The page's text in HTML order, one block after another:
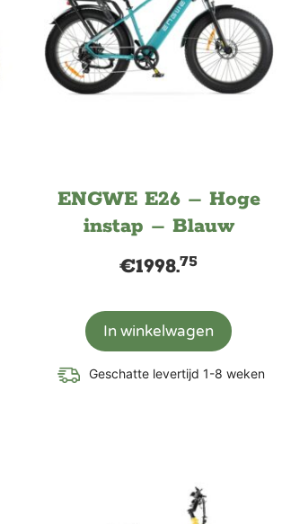
ENGWE E26 – Hoge
instap – Blauw
€1998.75
In winkelwagen
Geschatte levertijd 1-8 weken